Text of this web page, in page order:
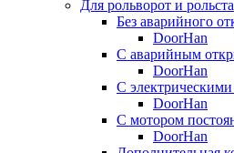
Для рольворот и
Без аварийного
DoorHan
С аварийным
DoorHan
С
DoorHan
С мотором
DoorHan